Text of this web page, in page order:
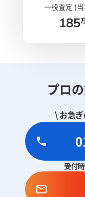
一般査定 (
185
プロ
\ お急
受付